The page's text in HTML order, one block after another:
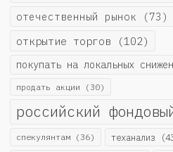
отечественный рынок (73)
открытие торгов (102)
покупать на локальных
продать акции (30)
российский
спекулянтам (36) теханализ